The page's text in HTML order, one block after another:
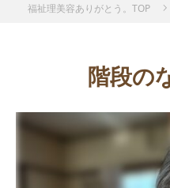
福祉理美容ありがとう。TOP
階段の